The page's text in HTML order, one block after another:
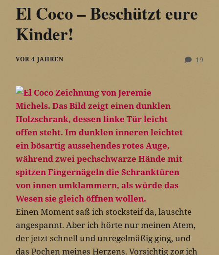
El Coco – Beschützt eure
Kinder!
19
VOR 4 JAHREN
Einen Moment saß ich stocksteif da, lauschte
angespannt. Aber ich hörte nur meinen Atem,
der jetzt schnell und unregelmäßig ging, und
das Pochen meines Herzens. Vorsichtig zog ich